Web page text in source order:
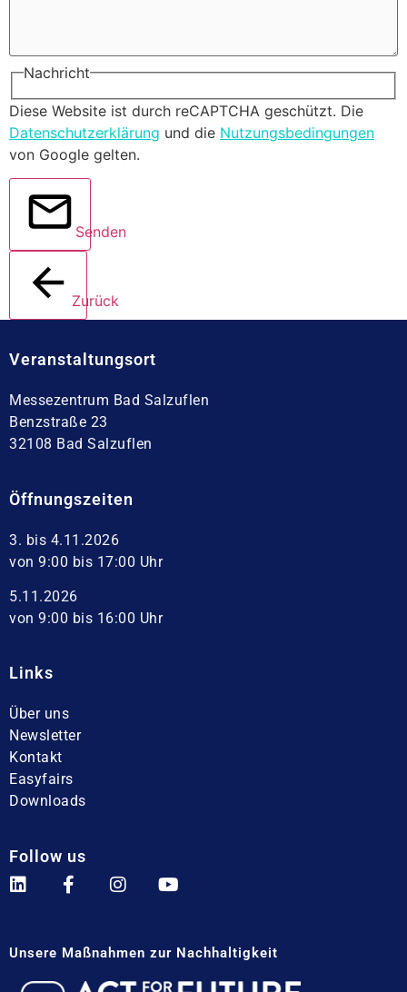
Nachricht
Diese Website ist durch reCAPTCHA geschützt. Die
Datenschutzerklärung und die Nutzungsbedingungen
von Google gelten.
Senden
Zurück
Veranstaltungsort
Messezentrum Bad Salzuflen
Benzstraße 23
32108 Bad Salzuflen
Öffnungszeiten
3. bis 4.11.2026
von 9:00 bis 17:00 Uhr
5.11.2026
von 9:00 bis 16:00 Uhr
Links
Über uns
Newsletter
Kontakt
Easyfairs
Downloads
Follow us
Unsere Maßnahmen zur Nachhaltigkeit